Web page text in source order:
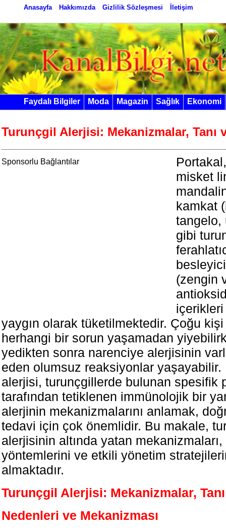
Anasayfa Hakkımızda Gizlilik Sözleşmesi İletişim
Faydalı Bilgiler Moda Magazin Sağlık Ekonomi
Turunçgil Alerjisi: Mekanizmalar, Tanı
Sponsorlu Bağlantılar
misket
kamkat
tangelo,
gibi
(zengin
yaygın olarak tüketilmektedir. Çoğu
herhangi bir sorun yaşamadan
yedikten sonra narenciye alerjisinin
eden olumsuz reaksiyonlar yaşayabilir.
alerjisi, turunçgillerde bulunan spesifik
tarafından tetiklenen immünolojik bir
alerjinin mekanizmalarını anlamak,
tedavi için çok önemlidir. Bu makale,
alerjisinin altında yatan
yöntemlerini ve etkili yönetim
almaktadır.
Turunçgil Alerjisi: Mekanizmalar,
Nedenleri ve Mekanizması